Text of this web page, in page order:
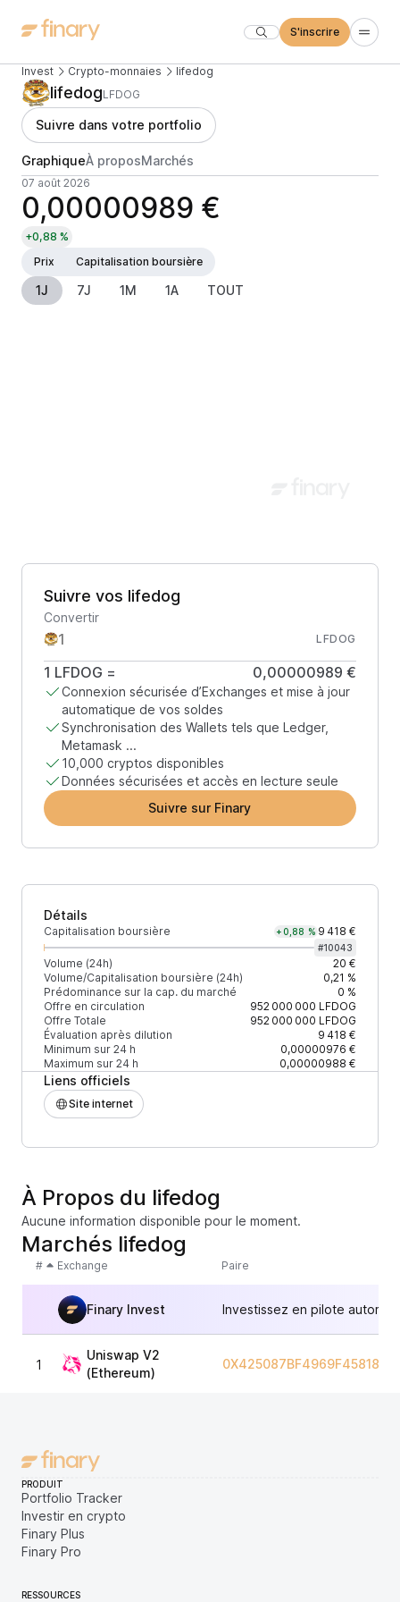
S'inscrire
Invest Crypto-monnaies lifedog
lifedogLFDOG
Suivre dans votre portfolio
GraphiqueÀ proposMarchés
07 août 2026
0,00000989 €
+0,88 %
Prix
Capitalisation boursière
1J 7J 1M 1A TOUT
Suivre vos lifedog
Convertir
LFDOG
1 LFDOG = 0,00000989 €
Connexion sécurisée d’Exchanges et mise à jour
automatique de vos soldes
Synchronisation des Wallets tels que Ledger,
Metamask ...
10,000 cryptos disponibles
Données sécurisées et accès en lecture seule
Suivre sur Finary
Détails
Capitalisation boursière +0,88 % 9 418 €
#10043
Volume (24h)
20 €
Volume/Capitalisation boursière (24h)
0,21 %
Prédominance sur la cap. du marché
0 %
Offre en circulation
952 000 000 LFDOG
Offre Totale
952 000 000 LFDOG
Évaluation après dilution
9 418 €
Minimum sur 24 h
0,00000976 €
Maximum sur 24 h
0,00000988 €
Liens officiels
Site internet
À Propos du lifedog
Aucune information disponible pour le moment.
Marchés lifedog
# Exchange Paire
Finary Invest Investissez en pilote
1
Uniswap V2
(Ethereum)
PRODUIT
Portfolio Tracker
Investir en crypto
Finary Plus
Finary Pro
RESSOURCES